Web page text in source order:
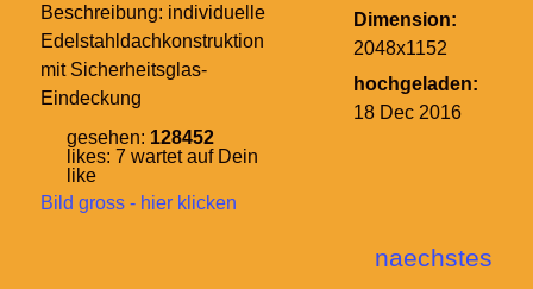
Beschreibung: individuelle
Edelstahldachkonstruktion
mit Sicherheitsglas-
Eindeckung
gesehen: 128452
likes: 7 wartet auf Dein
like
Bild gross - hier klicken
Dimension:
2048x1152
hochgeladen:
18 Dec 2016
naechstes